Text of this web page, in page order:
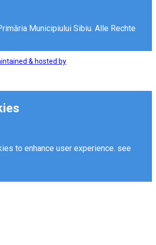
Municipiului Sibiu. Alle Rechte
& hosted by
to enhance user experience. see